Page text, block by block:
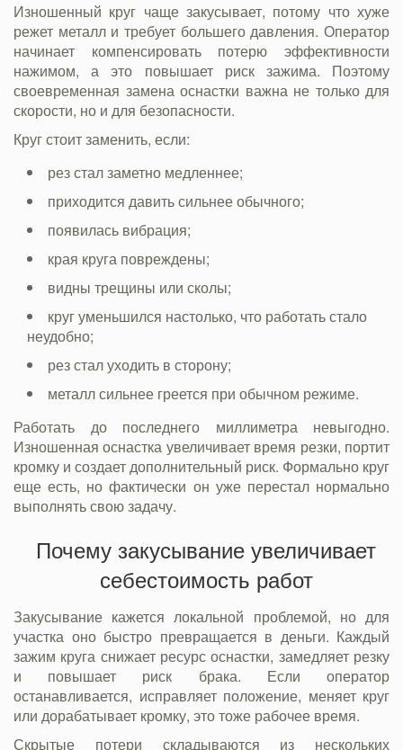
Изношенный круг чаще закусывает, потому что хуже
режет металл и требует большего давления. Оператор
начинает компенсировать потерю эффективности
нажимом, а это повышает риск зажима. Поэтому
своевременная замена оснастки важна не только для
скорости, но и для безопасности.
Круг стоит заменить, если:
рез стал заметно медленнее;
приходится давить сильнее обычного;
появилась вибрация;
края круга повреждены;
видны трещины или сколы;
круг уменьшился настолько, что работать стало
неудобно;
рез стал уходить в сторону;
металл сильнее греется при обычном режиме.
Работать до последнего миллиметра невыгодно.
Изношенная оснастка увеличивает время резки, портит
кромку и создает дополнительный риск. Формально круг
еще есть, но фактически он уже перестал нормально
выполнять свою задачу.
Почему закусывание увеличивает
себестоимость работ
Закусывание кажется локальной проблемой, но для
участка оно быстро превращается в деньги. Каждый
зажим круга снижает ресурс оснастки, замедляет резку
и повышает риск брака. Если оператор
останавливается, исправляет положение, меняет круг
или дорабатывает кромку, это тоже рабочее время.
Скрытые потери складываются из нескольких